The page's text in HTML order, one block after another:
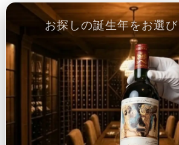
お探しの誕生年をお選